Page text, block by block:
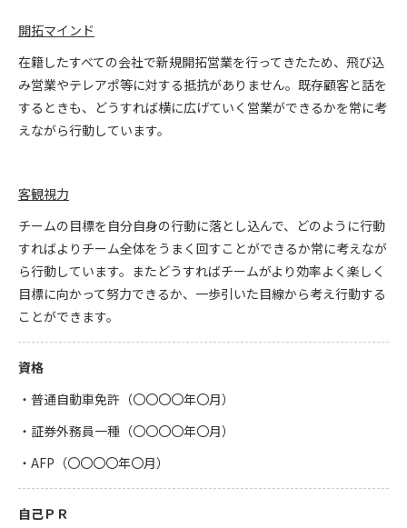
開拓マインド
在籍したすべての会社で新規開拓営業を行ってきたため、飛び込
み営業やテレアポ等に対する抵抗がありません。既存顧客と話を
するときも、どうすれば横に広げていく営業ができるかを常に考
えながら行動しています。
客観視力
チームの目標を自分自身の行動に落とし込んで、どのように行動
すればよりチーム全体をうまく回すことができるか常に考えなが
ら行動しています。またどうすればチームがより効率よく楽しく
目標に向かって努力できるか、一歩引いた目線から考え行動する
ことができます。
資格
・普通自動車免許（〇〇〇〇年〇月）
・証券外務員一種（〇〇〇〇年〇月）
・AFP（〇〇〇〇年〇月）
自己ＰＲ